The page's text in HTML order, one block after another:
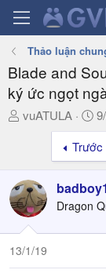
Thảo luận
Blade and
ký ức ngọt
T
a
d
s
t
a
vuATULA
N
g
à
y
ử
i
Trước
Dragon
13/1/19